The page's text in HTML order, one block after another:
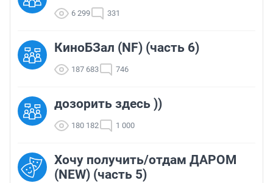
6 299 331
КиноБЗал (NF) (часть 6)
187 683 746
дозорить здесь ))
180 182 1 000
Хочу получить/отдам ДАРОМ
(NEW) (часть 5)